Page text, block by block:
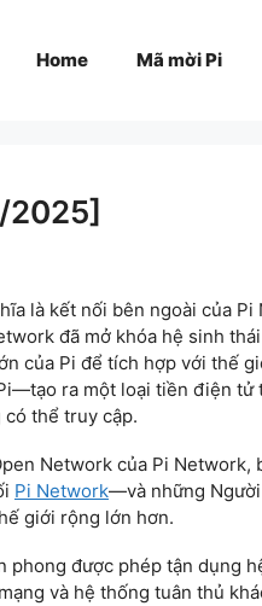
Home Mã mời Pi
2025]
là kết nối bên ngoài của
đã mở khóa hệ sinh
của Pi để tích hợp với thế
ra một loại tiền điện tử
thể truy cập.
Network của Pi Network,
Pi Network—và những
giới rộng lớn hơn.
được phép tận dụng
và hệ thống tuân thủ